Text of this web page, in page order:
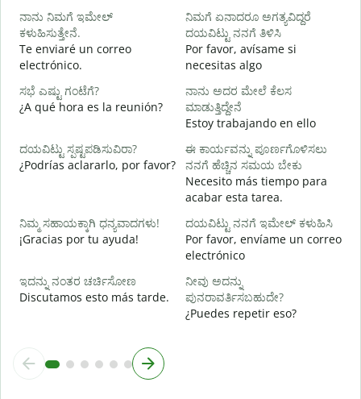
ನಾನು ನಿಮಗೆ ಇಮೇಲ್
ಕಳುಹಿಸುತ್ತೇನೆ.
Te enviaré un correo
electrónico.
ನಿಮಗೆ ಏನಾದರೂ ಅಗತ್ಯವಿದ್ದರೆ
ದಯವಿಟ್ಟು ನನಗೆ ತಿಳಿಸಿ
Por favor, avísame si
necesitas algo
ಸಭೆ ಎಷ್ಟು ಗಂಟೆಗೆ?
¿A qué hora es la reunión?
ನಾನು ಅದರ ಮೇಲೆ ಕೆಲಸ
ಮಾಡುತ್ತಿದ್ದೇನೆ
Estoy trabajando en ello
ದಯವಿಟ್ಟು ಸ್ಪಷ್ಟಪಡಿಸುವಿರಾ?
¿Podrías aclararlo, por favor?
ಈ ಕಾರ್ಯವನ್ನು ಪೂರ್ಣಗೊಳಿಸಲು
ನನಗೆ ಹೆಚ್ಚಿನ ಸಮಯ ಬೇಕು
Necesito más tiempo para
acabar esta tarea.
ನಿಮ್ಮ ಸಹಾಯಕ್ಕಾಗಿ ಧನ್ಯವಾದಗಳು!
¡Gracias por tu ayuda!
ದಯವಿಟ್ಟು ನನಗೆ ಇಮೇಲ್ ಕಳುಹಿಸಿ
Por favor, envíame un correo
electrónico
ಇದನ್ನು ನಂತರ ಚರ್ಚಿಸೋಣ
Discutamos esto más tarde.
ನೀವು ಅದನ್ನು
ಪುನರಾವರ್ತಿಸಬಹುದೇ?
¿Puedes repetir eso?